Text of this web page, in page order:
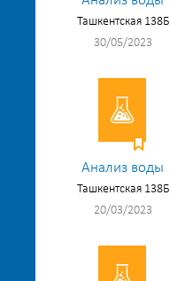
Ташкентская 138Б
30/05/2023
Анализ воды
Ташкентская 138Б
20/03/2023